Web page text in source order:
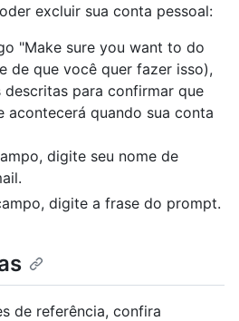
excluir sua conta pessoal:
"Make sure you want to do
de que você quer fazer isso),
descritas para confirmar que
acontecerá quando sua conta
digite seu nome de
digite a frase do prompt.
de referência, confira